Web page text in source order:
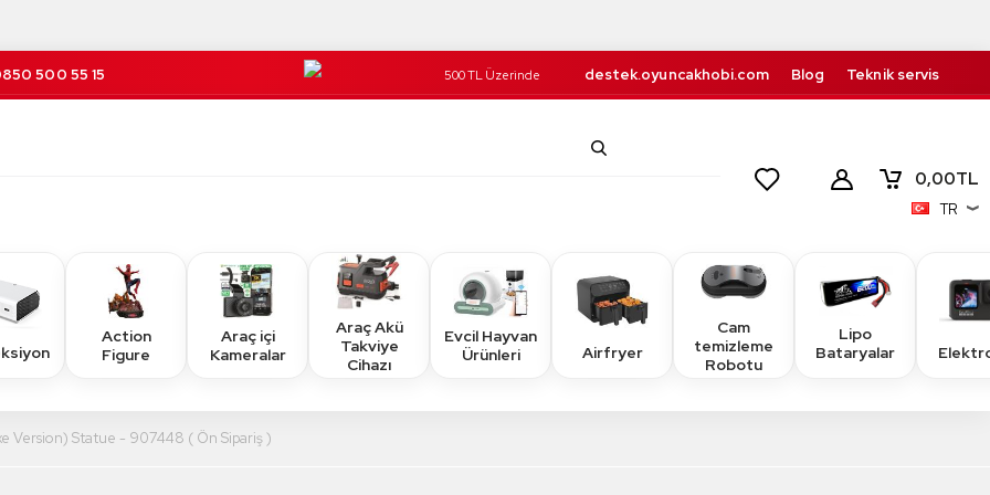
500 55 15 500 TL Üzerinde destek.oyuncakhobi.com Blog Teknik servis
0,00TL
TR
Action
Figure
Araç içi
Kameralar
Araç Akü
Takviye
Cihazı
Evcil Hayvan
Ürünleri
Airfryer
Cam
temizleme
Robotu
Lipo
Bataryalar
Version) Statue - 907448 ( Ön Sipariş )